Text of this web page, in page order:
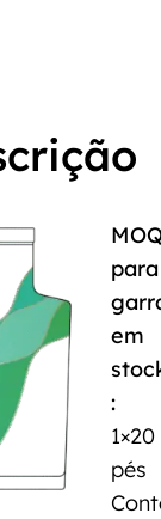
para
em
:
1×20
pés